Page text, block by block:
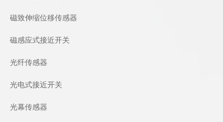
磁致伸缩位移传感器
磁感应式接近开关
光纤传感器
光电式接近开关
光幕传感器